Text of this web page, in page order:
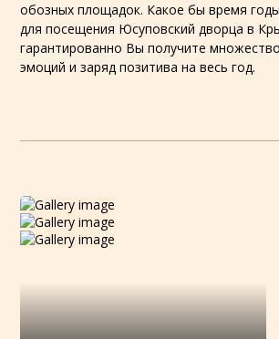
обозных площадок. Какое бы время
для посещения Юсуповский дворца в
гарантированно Вы получите
эмоций и заряд позитива на весь год.